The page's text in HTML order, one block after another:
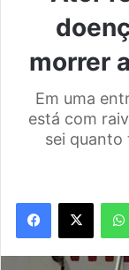
morrer
Em uma
está com
sei quanto